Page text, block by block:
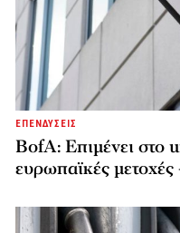
ΕΠΕΝΔΥΣΕΙΣ
BofA: Επιμένει στο
ευρωπαϊκές μετοχές